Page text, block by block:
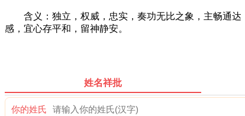
含义：独立，权威，忠实，奏功无比之象，主畅通达
感，宜心存平和，留神静安。
姓名祥批
你的姓氏